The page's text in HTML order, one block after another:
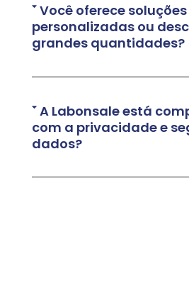
Você oferece soluções
personalizadas ou
grandes quantidades?
A Labonsale está
com a privacidade e
dados?